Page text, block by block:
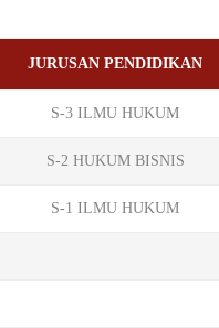
JURUSAN PENDIDIKAN
S-3 ILMU HUKUM
S-2 HUKUM BISNIS
S-1 ILMU HUKUM